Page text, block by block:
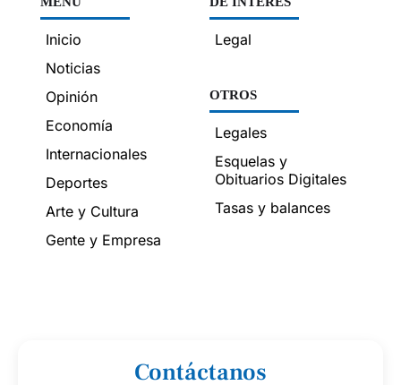
Inicio
Noticias
Opinión
Economía
Internacionales
Deportes
Arte y Cultura
Gente y Empresa
Legal
OTROS
Legales
Esquelas y
Obituarios Digitales
Tasas y balances
Contáctanos